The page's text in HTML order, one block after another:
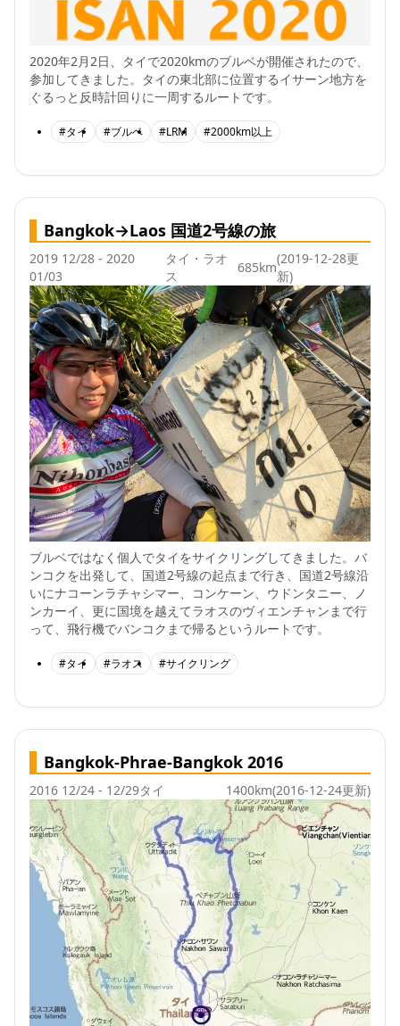
2020年2月2日、タイで2020kmのブルベが開催されたので、
参加してきました。タイの東北部に位置するイサーン地方を
ぐるっと反時計回りに一周するルートです。
#タイ #ブルベ #LRM #2000km以上
Bangkok→Laos 国道2号線の旅
2019 12/28 - 2020
01/03
タイ・ラオ
ス
685km
(2019-12-28更
新)
ブルベではなく個人でタイをサイクリングしてきました。バ
ンコクを出発して、国道2号線の起点まで行き、国道2号線沿
いにナコーンラチャシマー、コンケーン、ウドンタニー、ノ
ンカーイ、更に国境を越えてラオスのヴィエンチャンまで行
って、飛行機でバンコクまで帰るというルートです。
#タイ #ラオス #サイクリング
Bangkok-Phrae-Bangkok 2016
2016 12/24 - 12/29タイ 1400km(2016-12-24更新)